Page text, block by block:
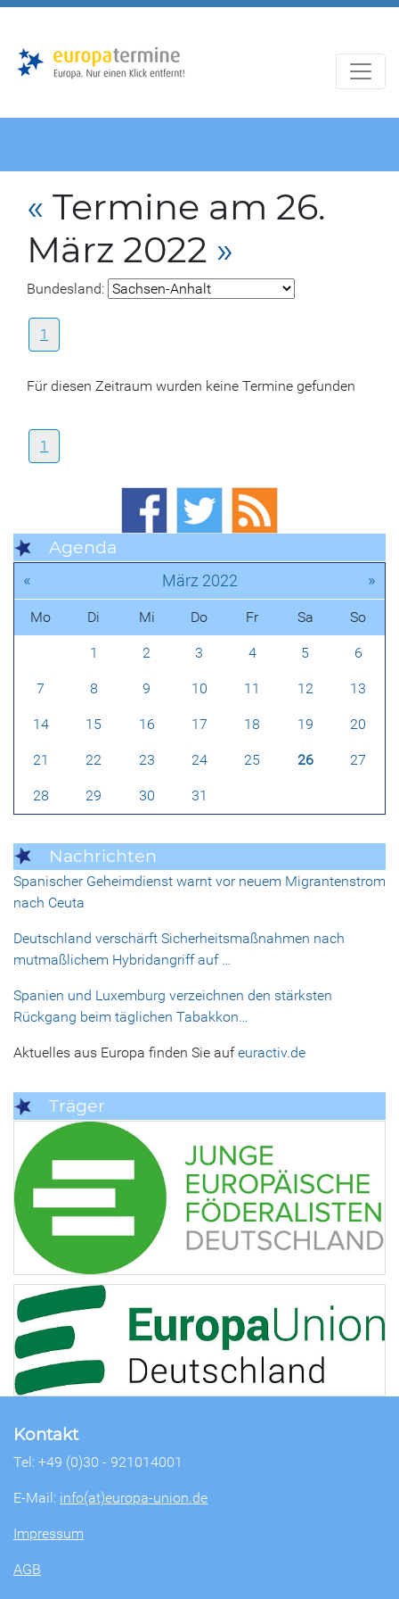
« Termine am 26.
März 2022 »
Bundesland:
1
Für diesen Zeitraum wurden keine Termine gefunden
1
Agenda
« März 2022 »
Mo Di Mi Do Fr Sa So
1 2 3 4 5 6
7 8 9 10 11 12 13
14 15 16 17 18 19 20
21 22 23 24 25 26 27
28 29 30 31
Nachrichten
Spanischer Geheimdienst warnt vor neuem Migrantenstrom
nach Ceuta
Deutschland verschärft Sicherheitsmaßnahmen nach
mutmaßlichem Hybridangriff auf …
Spanien und Luxemburg verzeichnen den stärksten
Rückgang beim täglichen Tabakkon…
Aktuelles aus Europa finden Sie aufeuractiv.de
Träger
Kontakt
Tel: +49 (0)30 - 921014001
E-Mail: info(at)europa-union.de
Impressum
AGB